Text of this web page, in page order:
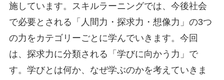
施しています。スキルラーニングでは、今後社会
で必要とされる「人間力・探求力・想像力」の3つ
の力をカテゴリーごとに学んでいきます。今回
は、探求力に分類される「学びに向かう力」で
す。学びとは何か、なぜ学ぶのかを考えていきま